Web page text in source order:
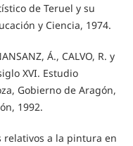
de Teruel y su
y Ciencia, 1974.
Á., CALVO, R. y
XVI. Estudio
Gobierno de Aragón,
1992.
relativos a la pintura en